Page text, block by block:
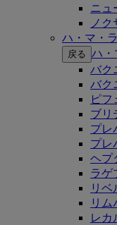
ニュ
ノ
ハ・マ・
戻る ハ・
バク
バク
ピ
ブリ
プレ
プレ
ヘプ
ラゲ
リ
リ
レカ